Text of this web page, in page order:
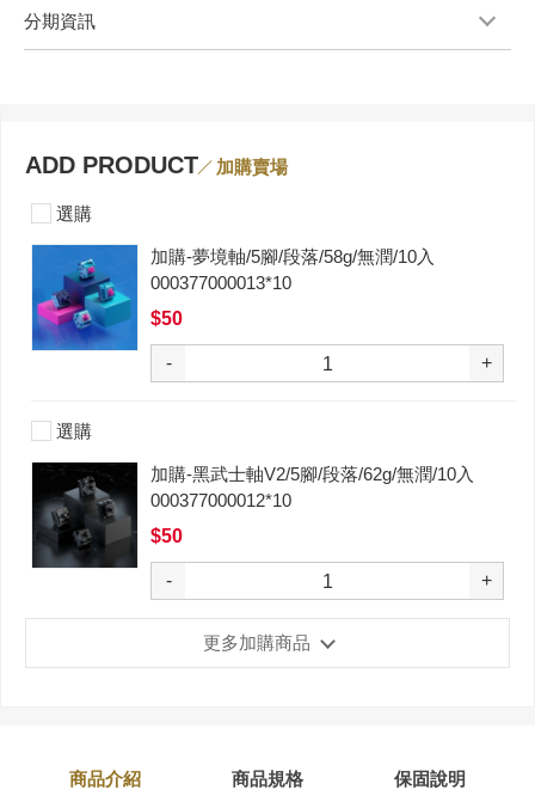
分期資訊
ADD PRODUCT 加購賣場
選購
加購-夢境軸/5腳/段落/58g/無潤/10入
000377000013*10
$50
- +
選購
加購-黑武士軸V2/5腳/段落/62g/無潤/10入
000377000012*10
$50
- +
更多加購商品
商品介紹 商品規格 保固說明